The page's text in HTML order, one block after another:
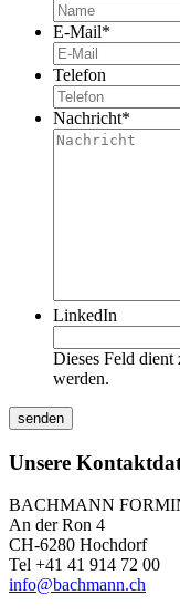
E-Mail*
Telefon
Nachricht*
LinkedIn
Dieses Feld
werden.
Unsere
BACHMANN
An der Ron 4
CH-6280 Hochdorf
Tel +41 41 914 72 00
info@bachmann.ch